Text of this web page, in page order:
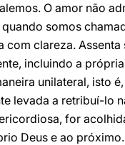
O amor não
somos
clareza.
incluindo a
unilateral, isto
levada a retribuí-lo
for
Deus e ao